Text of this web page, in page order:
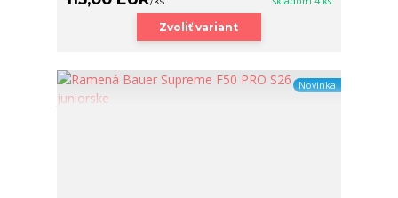
Zvoliť variant
Novinka